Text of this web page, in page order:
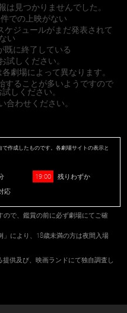
見つかりませんでした。
での上映がない
ケジュールがまだ発表されて
い
既に終了している
試しください。
劇場によって異なります。
することが多いようですので
しください。
合わせください。
作成したものです。各劇場サイトの表示と
19:00
残りわずか
応
ので、鑑賞の前に必ず劇場にてご確
により、18歳未満の方は夜間入場
提供及び、映画ランドにて独自調査し